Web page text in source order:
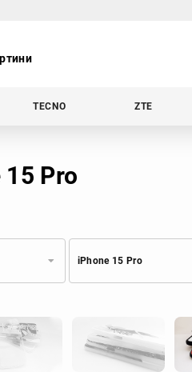
TECNO ZTE
Pro
iPhone 15 Pro